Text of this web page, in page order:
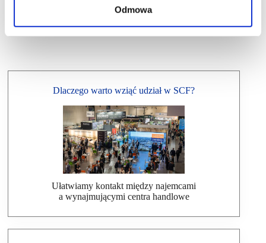
Odmowa
Dlaczego warto wziąć udział w SCF?
Ułatwiamy kontakt między najemcami
a wynajmującymi centra handlowe